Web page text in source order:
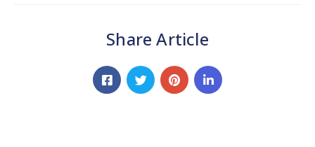
Share Article